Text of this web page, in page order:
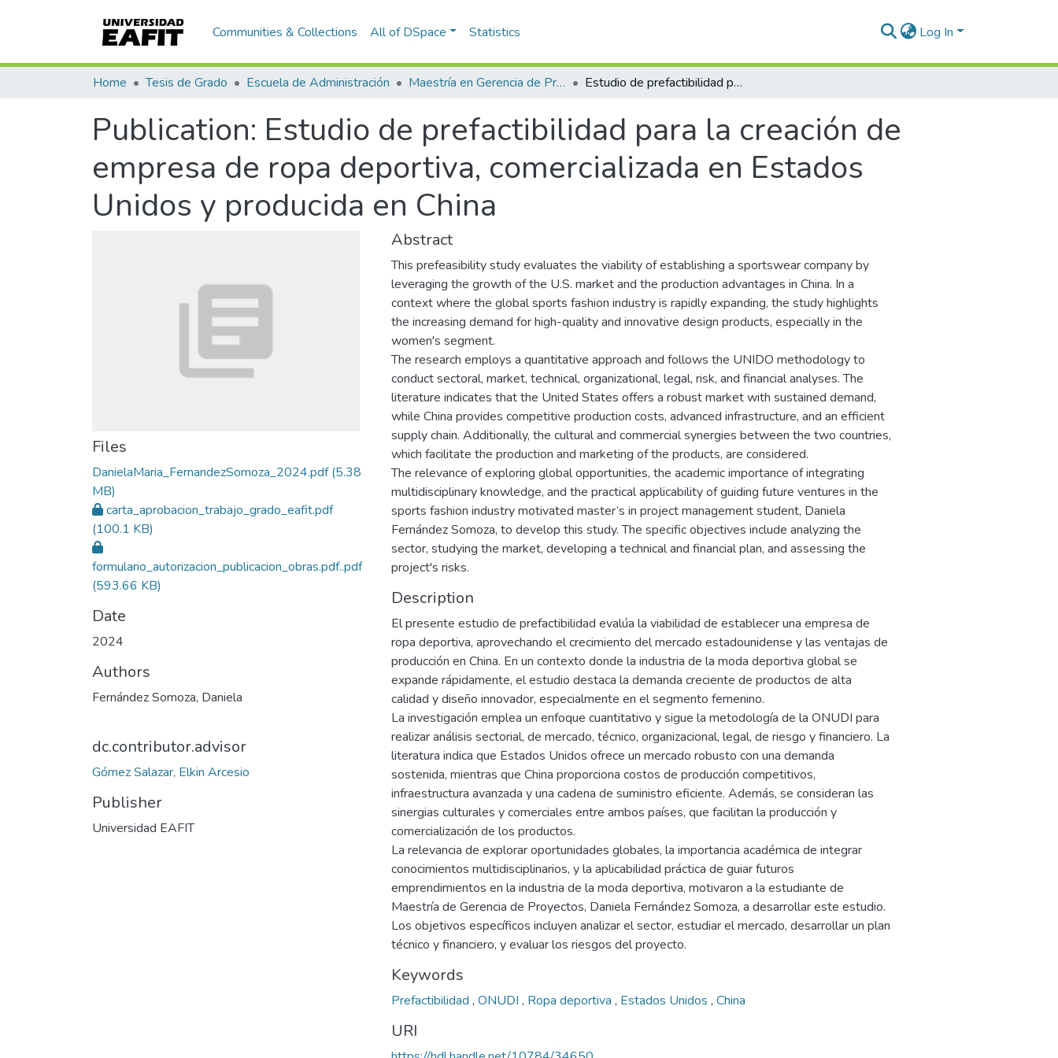
Communities & Collections All of DSpace Statistics Log In
Home Tesis de Grado Escuela de Administración Maestría en Gerencia de Proyectos (Tesis) Estudio de prefactibilidad para la creación de empresa de ropa deportiva, comercializada en Estados Unidos y producida en China
Publication: Estudio de prefactibilidad para la creación de
empresa de ropa deportiva, comercializada en Estados
Unidos y producida en China
Files
DanielaMaria_FernandezSomoza_2024.pdf(5.38
MB)
carta_aprobacion_trabajo_grado_eafit.pdf
(100.1 KB)
formulario_autorizacion_publicacion_obras.pdf..pdf
(593.66 KB)
Date
2024
Authors
Fernández Somoza, Daniela
dc.contributor.advisor
Gómez Salazar, Elkin Arcesio
Publisher
Universidad EAFIT
Abstract
This prefeasibility study evaluates the viability of establishing a sportswear company by
leveraging the growth of the U.S. market and the production advantages in China. In a
context where the global sports fashion industry is rapidly expanding, the study highlights
the increasing demand for high-quality and innovative design products, especially in the
women's segment.
The research employs a quantitative approach and follows the UNIDO methodology to
conduct sectoral, market, technical, organizational, legal, risk, and financial analyses. The
literature indicates that the United States offers a robust market with sustained demand,
while China provides competitive production costs, advanced infrastructure, and an efficient
supply chain. Additionally, the cultural and commercial synergies between the two countries,
which facilitate the production and marketing of the products, are considered.
The relevance of exploring global opportunities, the academic importance of integrating
multidisciplinary knowledge, and the practical applicability of guiding future ventures in the
sports fashion industry motivated master’s in project management student, Daniela
Fernández Somoza, to develop this study. The specific objectives include analyzing the
sector, studying the market, developing a technical and financial plan, and assessing the
project's risks.
Description
El presente estudio de prefactibilidad evalúa la viabilidad de establecer una empresa de
ropa deportiva, aprovechando el crecimiento del mercado estadounidense y las ventajas de
producción en China. En un contexto donde la industria de la moda deportiva global se
expande rápidamente, el estudio destaca la demanda creciente de productos de alta
calidad y diseño innovador, especialmente en el segmento femenino.
La investigación emplea un enfoque cuantitativo y sigue la metodología de la ONUDI para
realizar análisis sectorial, de mercado, técnico, organizacional, legal, de riesgo y financiero. La
literatura indica que Estados Unidos ofrece un mercado robusto con una demanda
sostenida, mientras que China proporciona costos de producción competitivos,
infraestructura avanzada y una cadena de suministro eficiente. Además, se consideran las
sinergias culturales y comerciales entre ambos países, que facilitan la producción y
comercialización de los productos.
La relevancia de explorar oportunidades globales, la importancia académica de integrar
conocimientos multidisciplinarios, y la aplicabilidad práctica de guiar futuros
emprendimientos en la industria de la moda deportiva, motivaron a la estudiante de
Maestría de Gerencia de Proyectos, Daniela Fernández Somoza, a desarrollar este estudio.
Los objetivos específicos incluyen analizar el sector, estudiar el mercado, desarrollar un plan
técnico y financiero, y evaluar los riesgos del proyecto.
Keywords
Prefactibilidad , ONUDI , Ropa deportiva , Estados Unidos , China
URI